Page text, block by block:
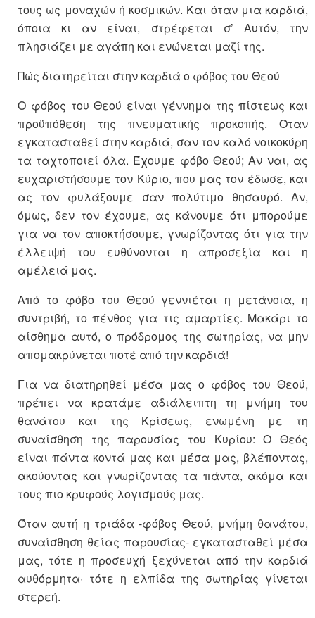
τους ως μοναχών ή κοσμικών. Και όταν μια καρδιά,
όποια κι αν είναι, στρέφεται σ’ Αυτόν, την
πλησιάζει με αγάπη και ενώνεται μαζί της.
Πώς διατηρείται στην καρδιά ο φόβος του Θεού
Ο φόβος του Θεού είναι γέννημα της πίστεως και
προϋπόθεση της πνευματικής προκοπής. Όταν
εγκατασταθεί στην καρδιά, σαν τον καλό νοικοκύρη
τα ταχτοποιεί όλα. Έχουμε φόβο Θεού; Αν ναι, ας
ευχαριστήσουμε τον Κύριο, που μας τον έδωσε, και
ας τον φυλάξουμε σαν πολύτιμο θησαυρό. Αν,
όμως, δεν τον έχουμε, ας κάνουμε ότι μπορούμε
για να τον αποκτήσουμε, γνωρίζοντας ότι για την
έλλειψή του ευθύνονται η απροσεξία και η
αμέλειά μας.
Από το φόβο του Θεού γεννιέται η μετάνοια, η
συντριβή, το πένθος για τις αμαρτίες. Μακάρι το
αίσθημα αυτό, ο πρόδρομος της σωτηρίας, να μην
απομακρύνεται ποτέ από την καρδιά!
Για να διατηρηθεί μέσα μας ο φόβος του Θεού,
πρέπει να κρατάμε αδιάλειπτη τη μνήμη του
θανάτου και της Κρίσεως, ενωμένη με τη
συναίσθηση της παρουσίας του Κυρίου: Ο Θεός
είναι πάντα κοντά μας και μέσα μας, βλέποντας,
ακούοντας και γνωρίζοντας τα πάντα, ακόμα και
τους πιο κρυφούς λογισμούς μας.
Όταν αυτή η τριάδα -φόβος Θεού, μνήμη θανάτου,
συναίσθηση θείας παρουσίας- εγκατασταθεί μέσα
μας, τότε η προσευχή ξεχύνεται από την καρδιά
αυθόρμητα· τότε η ελπίδα της σωτηρίας γίνεται
στερεή.